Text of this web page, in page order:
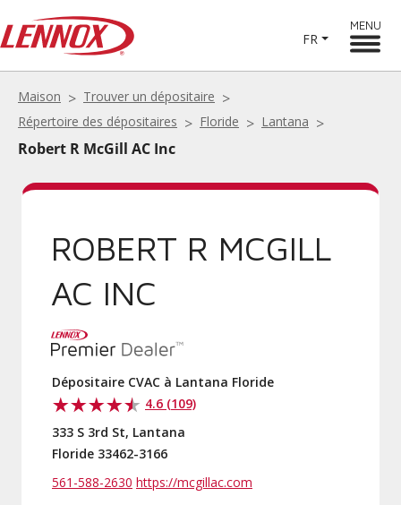
FR
MENU
Maison
Trouver un dépositaire
Répertoire des dépositaires
Floride Lantana
Robert R McGill AC Inc
ROBERT R MCGILL
AC INC
Dépositaire CVAC à Lantana Floride
4.6 (109)
333 S 3rd St, Lantana
Floride 33462-3166
561-588-2630 https://mcgillac.com